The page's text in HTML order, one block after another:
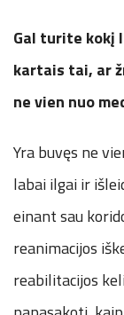
Gal turite kokį
kartais tai, ar
ne vien nuo
Yra buvęs ne
labai ilgai ir
einant sau
reanimacijos
reabilitacijos